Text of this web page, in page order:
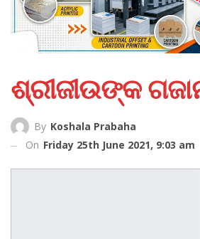
ଶ୍ରୀଜୀଉଙ୍କ
By Koshala Prabaha
On Friday 25th June 2021, 9:03 am